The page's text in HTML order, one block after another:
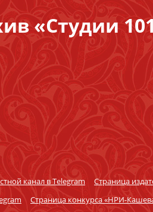
«Студии
канал в Telegram
Страница
Страница конкурса «НРИ-